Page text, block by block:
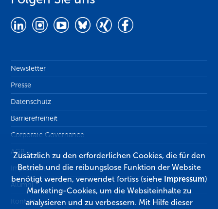
Newsletter
Presse
Datenschutz
Barrierefreiheit
Corporate Governance
AGB
Impressum
Alumni
Kontakt
Zusätzlich zu den erforderlichen Cookies, die für den
Betrieb und die reibungslose Funktion der Website
benötigt werden, verwendet fortiss (siehe Impressum)
Marketing-Cookies, um die Websiteinhalte zu
analysieren und zu verbessern. Mit Hilfe dieser